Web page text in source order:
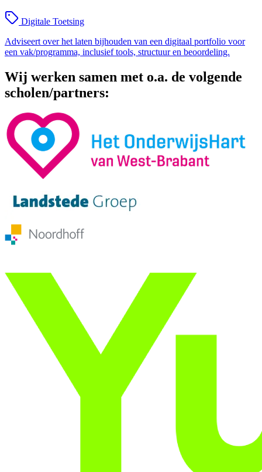
Digitale Toetsing
Adviseert over het laten bijhouden van een digitaal portfolio voor
een vak/programma, inclusief tools, structuur en beoordeling.
Wij werken samen met o.a. de volgende
scholen/partners: